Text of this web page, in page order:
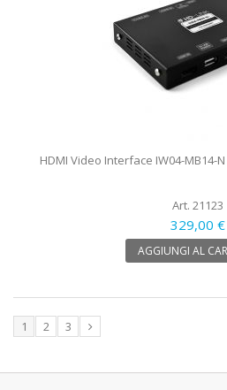
HDMI Video Interface IW04-MB14-
Art. 21123
329,00 €
AGGIUNGI AL
1 2 3